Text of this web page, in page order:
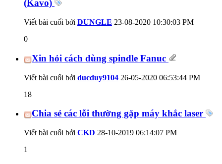
(Kavo)
Viết bài cuối bởi DUNGLE 23-08-2020 10:30:03 PM
0
Xin hỏi cách dùng spindle Fanuc
Viết bài cuối bởi ducduy9104 26-05-2020 06:53:44 PM
18
Chia sẻ các lỗi thường gặp máy khắc laser
Viết bài cuối bởi CKD 28-10-2019 06:14:07 PM
1